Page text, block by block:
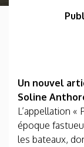
Un nouvel
Soline
L’appellation «
époque
les bateaux,